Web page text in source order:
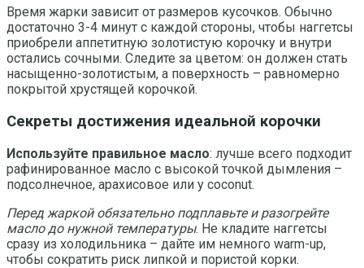
Время жарки зависит от размеров кусочков. Обычно
достаточно 3-4 минут с каждой стороны, чтобы наггетсы
приобрели аппетитную золотистую корочку и внутри
остались сочными. Следите за цветом: он должен стать
насыщенно-золотистым, а поверхность – равномерно
покрытой хрустящей корочкой.
Секреты достижения идеальной корочки
Используйте правильное масло: лучше всего подходит
рафинированное масло с высокой точкой дымления –
подсолнечное, арахисовое или у coconut.
Перед жаркой обязательно подплавьте и разогрейте
масло до нужной температуры. Не кладите наггетсы
сразу из холодильника – дайте им немного warm-up,
чтобы сократить риск липкой и пористой корки.